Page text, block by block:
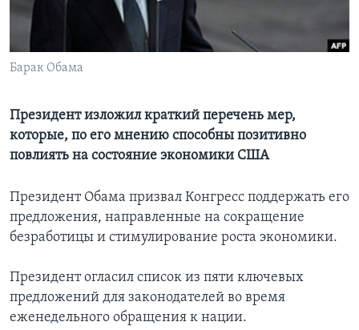
Learning English
СОЦИАЛЬНЫЕ СЕТИ
Языки
Барак Обама
Президент изложил краткий перечень мер,
которые, по его мнению способны позитивно
повлиять на состояние экономики США
Президент Обама призвал Конгресс поддержать его
предложения, направленные на сокращение
безработицы и стимулирование роста экономики.
Президент огласил список из пяти ключевых
предложений для законодателей во время
еженедельного обращения к нации.